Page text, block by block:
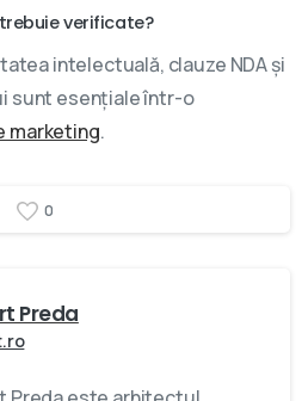
verificate?
intelectuală, clauze NDA și
sunt esențiale într-o
marketing.
0
Preda